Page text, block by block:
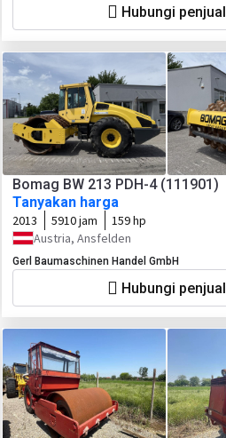
Hubungi penjual
Bomag BW 213 PDH-4 (111901)
Tanyakan harga
2013 5910 jam
159 hp
Austria, Ansfelden
Gerl Baumaschinen Handel GmbH
Hubungi penjual